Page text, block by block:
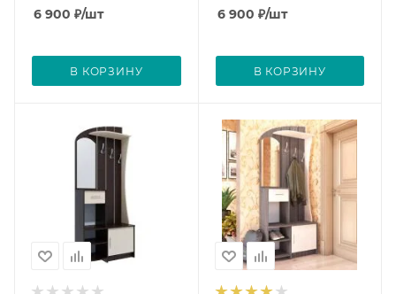
6 900 ₽/шт
В КОРЗИНУ
6 900 ₽/шт
В КОРЗИНУ